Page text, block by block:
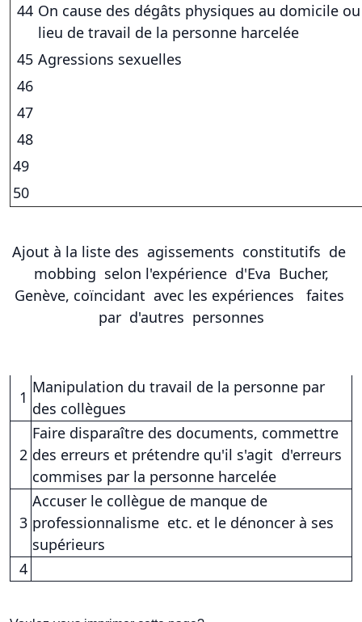
44 On cause des dégâts physiques au domicile
lieu de travail de la personne harcelée
45 Agressions sexuelles
46
47
48
49
50
Ajout à la liste des agissements constitutifs de
mobbing selon l'expérience d'Eva Bucher,
Genève, coïncidant avec les expériences faites
par d'autres personnes
1
Manipulation du travail de la personne par
des collègues
2
Faire disparaître des documents, commettre
des erreurs et prétendre qu'il s'agit d'erreurs
commises par la personne harcelée
3
Accuser le collègue de manque de
professionnalisme etc. et le dénoncer à ses
supérieurs
4